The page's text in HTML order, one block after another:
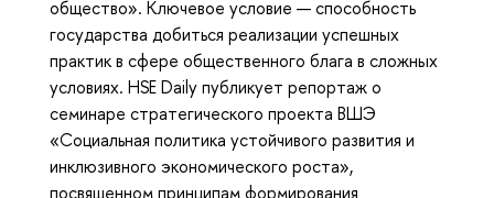
общество». Ключевое условие — способность
государства добиться реализации успешных
практик в сфере общественного блага в сложных
условиях. HSE Daily публикует репортаж о
семинаре стратегического проекта ВШЭ
«Социальная политика устойчивого развития и
инклюзивного экономического роста»,
посвященном принципам формирования